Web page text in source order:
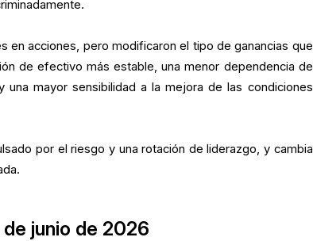
en acciones, pero modificaron el tipo de ganancias que
de efectivo más estable, una menor dependencia de
mayor sensibilidad a la mejora de las condiciones
por el riesgo y una rotación de liderazgo, y cambia
junio de 2026